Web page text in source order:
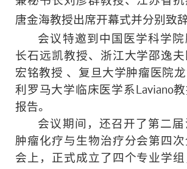
唐金海教授出席开幕式并分别致辞
会议特邀到中国医学科学
长石远凯教授、浙江大学邵逸
宏铭教授 、复旦大学肿瘤医院
利罗马大学临床医学系Laviano
报告。
会议期间，还召开了第二
肿瘤化疗与生物治疗分会第四
会上，正式成立了四个专业学